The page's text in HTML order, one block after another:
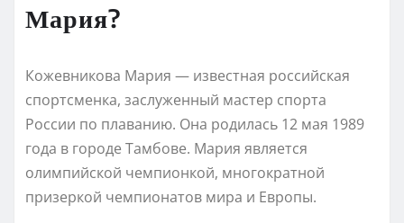
Мария?
Кожевникова Мария — известная российская
спортсменка, заслуженный мастер спорта
России по плаванию. Она родилась 12 мая 1989
года в городе Тамбове. Мария является
олимпийской чемпионкой, многократной
призеркой чемпионатов мира и Европы.